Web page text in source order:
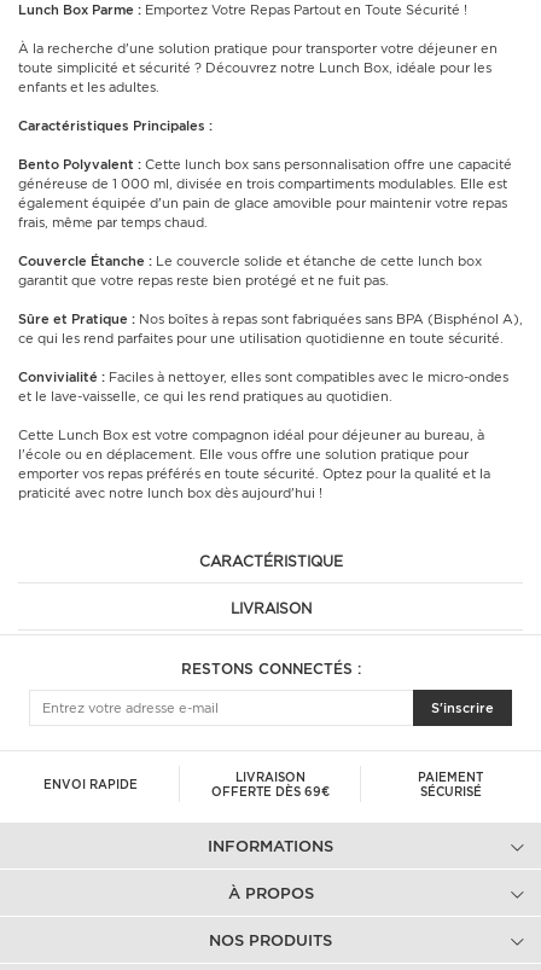
Lunch Box Parme : Emportez Votre Repas Partout en Toute Sécurité !
À la recherche d'une solution pratique pour transporter votre déjeuner en
toute simplicité et sécurité ? Découvrez notre Lunch Box, idéale pour les
enfants et les adultes.
Caractéristiques Principales :
Bento Polyvalent : Cette lunch box sans personnalisation offre une capacité
généreuse de 1 000 ml, divisée en trois compartiments modulables. Elle est
également équipée d'un pain de glace amovible pour maintenir votre repas
frais, même par temps chaud.
Couvercle Étanche : Le couvercle solide et étanche de cette lunch box
garantit que votre repas reste bien protégé et ne fuit pas.
Sûre et Pratique : Nos boîtes à repas sont fabriquées sans BPA (Bisphénol A),
ce qui les rend parfaites pour une utilisation quotidienne en toute sécurité.
Convivialité : Faciles à nettoyer, elles sont compatibles avec le micro-ondes
et le lave-vaisselle, ce qui les rend pratiques au quotidien.
Cette Lunch Box est votre compagnon idéal pour déjeuner au bureau, à
l'école ou en déplacement. Elle vous offre une solution pratique pour
emporter vos repas préférés en toute sécurité. Optez pour la qualité et la
praticité avec notre lunch box dès aujourd'hui !
CARACTÉRISTIQUE
LIVRAISON
RESTONS CONNECTÉS :
S'inscrire
ENVOI RAPIDE
LIVRAISON
OFFERTE DÈS 69€
PAIEMENT
SÉCURISÉ
INFORMATIONS
À PROPOS
NOS PRODUITS